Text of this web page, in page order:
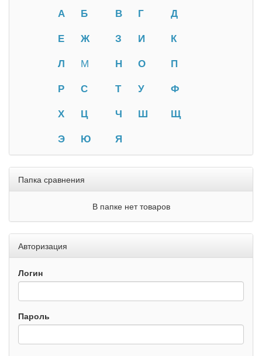
А Б В Г
Д
Е
Ж З И
К
Л
М Н О
П
Р
С Т У
Ф
Х
Ц Ч Ш
Щ
Э
Ю Я
Папка сравнения
В папке нет товаров
Авторизация
Логин
Пароль